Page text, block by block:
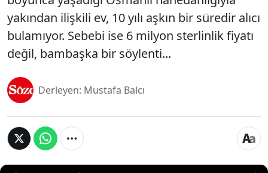
yakından ilişkili ev, 10 yılı aşkın bir süredir alıcı
bulamıyor. Sebebi ise 6 milyon sterlinlik fiyatı
değil, bambaşka bir söylenti...
Derleyen: Mustafa Balcı